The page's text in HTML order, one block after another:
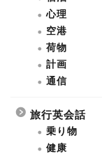
心理
空港
荷物
計画
通信
旅行英会話
乗り物
健康